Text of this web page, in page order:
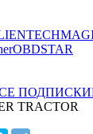
OBDSTAR
ПОДПИСКИ
TRACTOR